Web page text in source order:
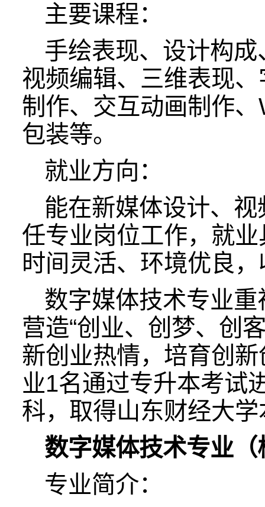
主要课程：
手绘表现、设计构
视频编辑、三维表现
制作、交互动画制作
包装等。
就业方向：
能在新媒体设计、
任专业岗位工作，就
时间灵活、环境优良
数字媒体技术专业
营造“创业、创梦、创
新创业热情，培育创
业1名通过专升本考试
科，取得山东财经大
数字媒体技术专业
专业简介：